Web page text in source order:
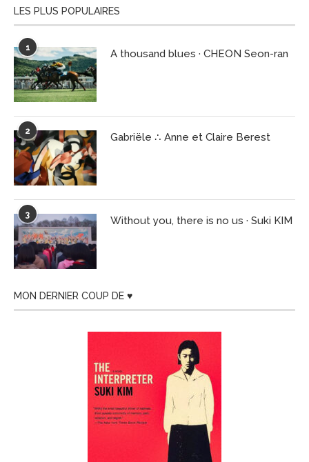
LES PLUS POPULAIRES
1 A thousand blues · CHEON Seon-ran
2 Gabriële ∴ Anne et Claire Berest
3 Without you, there is no us · Suki KIM
MON DERNIER COUP DE ♥